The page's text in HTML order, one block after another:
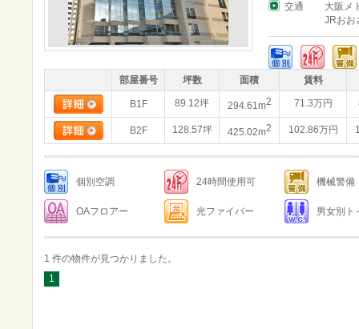
交通
大阪メ
JRおお
部屋番号 坪数 面積 賃料
B1F 89.12坪 294.61m2 71.3万円
B2F 128.57坪 425.02m2 102.86万円
個別空調 24時間使用可 機械警備
OAフロアー 光ファイバー 男女別ト
1 件の物件が見つかりました。
1